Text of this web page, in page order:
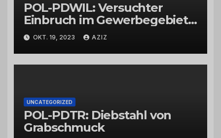
POL-PDWIL: Versuchter
Einbruch im Gewerbegebiet
Wittlich
OKT. 19, 2023 AZIZ
UNCATEGORIZED
POL-PDTR: Diebstahl von
Grabschmuck